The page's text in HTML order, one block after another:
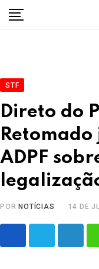
Skip
STF
Direto do
ADPF
POR NOTÍCIAS 14 DE